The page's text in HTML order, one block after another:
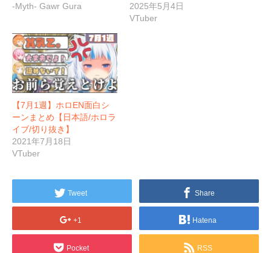
-Myth- Gawr Gura
2025年5月4日
VTuber
【7月1週】ホロEN面白シ
ーンまとめ【日本語/ホロラ
イブ/切り抜き】
2021年7月18日
VTuber
Tweet Share
+1 Hatena
Pocket RSS